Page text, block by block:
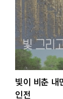
빛이 비춘
인전